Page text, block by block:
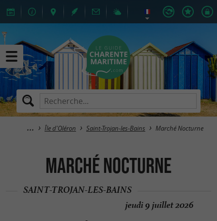
Île d'Oléron Saint-Trojan-les-Bains Marché Nocturne
Marché Nocturne
SAINT-TROJAN-LES-BAINS
jeudi 9 juillet 2026